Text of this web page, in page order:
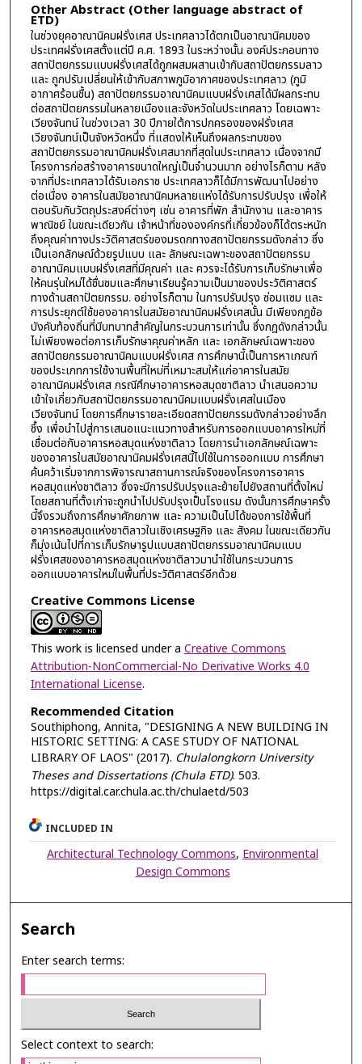
Other Abstract (Other language abstract of
ETD)
ในช่วงยุคอาณานิคมฝรั่งเศส ประเทศลาวได้ตกเป็นอาณานิคมของ
ประเทศฝรั่งเศสตั้งแต่ปี ค.ศ. 1893 ในระหว่างนั้น องค์ประกอบทาง
สถาปัตยกรรมแบบฝรั่งเศสได้ถูกผสมผสานเข้ากับสถาปัตยกรรมลาว
และ ถูกปรับเปลี่ยนให้เข้ากับสภาพภูมิอากาศของประเทศลาว (ภูมิ
อากาศร้อนชื้น) สถาปัตยกรรมอาณานิคมแบบฝรั่งเศสได้มีผลกระทบ
ต่อสถาปัตยกรรมในหลายเมืองและจังหวัดในประเทศลาว โดยเฉพาะ
เวียงจันทน์ ในช่วงเวลา 30 ปีภายใต้การปกครองของฝรั่งเศส
เวียงจันทน์เป็นจังหวัดหนึ่ง ที่แสดงให้เห็นถึงผลกระทบของ
สถาปัตยกรรมอาณานิคมฝรั่งเศสมากที่สุดในประเทศลาว เนื่องจากมี
โครงการก่อสร้างอาคารขนาดใหญ่เป็นจำนวนมาก อย่างไรก็ตาม หลัง
จากที่ประเทศลาวได้รับเอกราช ประเทศลาวก็ได้มีการพัฒนาไปอย่าง
ต่อเนื่อง อาคารในสมัยอาณานิคมหลายแห่งได้รับการปรับปรุง เพื่อให้
ตอบรับกับวัตถุประสงค์ต่างๆ เช่น อาคารที่พัก สำนักงาน และอาคาร
พาณิชย์ ในขณะเดียวกัน เจ้าหน้าที่ขององค์กรที่เกี่ยวข้องก็ได้ตระหนัก
ถึงคุณค่าทางประวัติศาสตร์ของมรดกทางสถาปัตยกรรมดังกล่าว ซึ่ง
เป็นเอกลักษณ์ด้วยรูปแบบ และ ลักษณะเฉพาะของสถาปัตยกรรม
อาณานิคมแบบฝรั่งเศสที่มีคุณค่า และ ควรจะได้รับการเก็บรักษาเพื่อ
ให้คนรุ่นใหม่ได้ชื่นชมและศึกษาเรียนรู้ความเป็นมาของประวัติศาสตร์
ทางด้านสถาปัตยกรรม. อย่างไรก็ตาม ในการปรับปรุง ซ่อมแซม และ
การประยุกต์ใช้ของอาคารในสมัยอาณานิคมฝรั่งเศสนั้น มีเพียงกฎข้อ
บังคับท้องถิ่นที่มีบทบาทสำคัญในกระบวนการเท่านั้น ซึ่งกฎดังกล่าวนั้น
ไม่เพียงพอต่อการเก็บรักษาคุณค่าหลัก และ เอกลักษณ์เฉพาะของ
สถาปัตยกรรมอาณานิคมแบบฝรั่งเศส การศึกษานี้เป็นการหาเกณฑ์
ของประเภทการใช้งานพื้นที่ใหม่ที่เหมาะสมให้แก่อาคารในสมัย
อาณานิคมฝรั่งเศส กรณีศึกษาอาคารหอสมุดชาติลาว นำเสนอความ
เข้าใจเกี่ยวกับสถาปัตยกรรมอาณานิคมแบบฝรั่งเศสในเมือง
เวียงจันทน์ โดยการศึกษารายละเอียดสถาปัตยกรรมดังกล่าวอย่างลึก
ซึ้ง เพื่อนำไปสู่การเสนอแนะแนวทางสำหรับการออกแบบอาคารใหม่ที่
เชื่อมต่อกับอาคารหอสมุดแห่งชาติลาว โดยการนำเอกลักษณ์เฉพาะ
ของอาคารในสมัยอาณานิคมฝรั่งเศสนี้ไปใช้ในการออกแบบ การศึกษา
ค้นคว้าเริ่มจากการพิจารณาสถานการณ์จริงของโครงการอาคาร
หอสมุดแห่งชาติลาว ซึ่งจะมีการปรับปรุงและย้ายไปยังสถานที่ตั้งใหม่
โดยสถานที่ตั้งเก่าจะถูกนำไปปรับปรุงเป็นโรงแรม ดังนั้นการศึกษาครั้ง
นี้จึงรวมถึงการศึกษาศักยภาพ และ ความเป็นไปได้ของการใช้พื้นที่
อาคารหอสมุดแห่งชาติลาวในเชิงเศรษฐกิจ และ สังคม ในขณะเดียวกัน
ก็มุ่งเน้นไปที่การเก็บรักษารูปแบบสถาปัตยกรรมอาณานิคมแบบ
ฝรั่งเศสของอาคารหอสมุดแห่งชาติลาวมานำใช้ในกระบวนการ
ออกแบบอาคารใหม่ในพื้นที่ประวัติศาสตร์อีกด้วย
Creative Commons License
This work is licensed under a Creative Commons
Attribution-NonCommercial-No Derivative Works 4.0
International License.
Recommended Citation
Southiphong, Annita, "DESIGNING A NEW BUILDING IN
HISTORIC SETTING: A CASE STUDY OF NATIONAL
LIBRARY OF LAOS" (2017). Chulalongkorn University
Theses and Dissertations (Chula ETD). 503.
https://digital.car.chula.ac.th/chulaetd/503
INCLUDED IN
Architectural Technology Commons, Environmental
Design Commons
Search
Enter search terms:
Select context to search: